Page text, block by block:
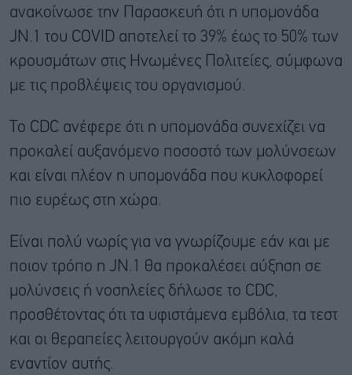
ανακοίνωσε την Παρασκευή ότι η υπομονάδα
JN.1 του COVID αποτελεί το 39% έως το 50% των
κρουσμάτων στις Ηνωμένες Πολιτείες, σύμφωνα
με τις προβλέψεις του οργανισμού.
Το CDC ανέφερε ότι η υπομονάδα συνεχίζει να
προκαλεί αυξανόμενο ποσοστό των μολύνσεων
και είναι πλέον η υπομονάδα που κυκλοφορεί
πιο ευρέως στη χώρα.
Είναι πολύ νωρίς για να γνωρίζουμε εάν και με
ποιον τρόπο η JN.1 θα προκαλέσει αύξηση σε
μολύνσεις ή νοσηλείες δήλωσε το CDC,
προσθέτοντας ότι τα υφιστάμενα εμβόλια, τα τεστ
και οι θεραπείες λειτουργούν ακόμη καλά
εναντίον αυτής.